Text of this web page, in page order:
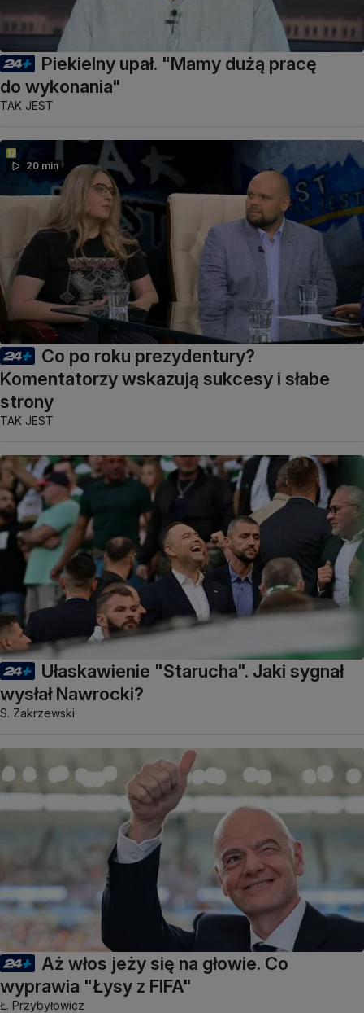
Piekielny upał. "Mamy dużą pracę
do wykonania"
TAK JEST
20 min
Co po roku prezydentury?
Komentatorzy wskazują sukcesy i słabe
strony
TAK JEST
Ułaskawienie "Starucha". Jaki sygnał
wysłał Nawrocki?
S. Zakrzewski
Aż włos jeży się na głowie. Co
wyprawia "Łysy z FIFA"
Ł. Przybyłowicz